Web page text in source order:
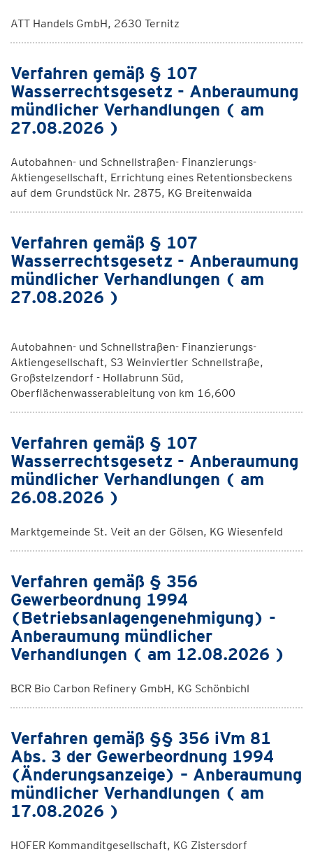
ATT Handels GmbH, 2630 Ternitz
Verfahren gemäß § 107
Wasserrechtsgesetz - Anberaumung
mündlicher Verhandlungen ( am
27.08.2026 )
Autobahnen- und Schnellstraßen- Finanzierungs-
Aktiengesellschaft, Errichtung eines Retentionsbeckens
auf dem Grundstück Nr. 2875, KG Breitenwaida
Verfahren gemäß § 107
Wasserrechtsgesetz - Anberaumung
mündlicher Verhandlungen ( am
27.08.2026 )
Autobahnen- und Schnellstraßen- Finanzierungs-
Aktiengesellschaft, S3 Weinviertler Schnellstraße,
Großstelzendorf - Hollabrunn Süd,
Oberflächenwasserableitung von km 16,600
Verfahren gemäß § 107
Wasserrechtsgesetz - Anberaumung
mündlicher Verhandlungen ( am
26.08.2026 )
Marktgemeinde St. Veit an der Gölsen, KG Wiesenfeld
Verfahren gemäß § 356
Gewerbeordnung 1994
(Betriebsanlagengenehmigung) -
Anberaumung mündlicher
Verhandlungen ( am 12.08.2026 )
BCR Bio Carbon Refinery GmbH, KG Schönbichl
Verfahren gemäß §§ 356 iVm 81
Abs. 3 der Gewerbeordnung 1994
(Änderungsanzeige) – Anberaumung
mündlicher Verhandlungen ( am
17.08.2026 )
HOFER Kommanditgesellschaft, KG Zistersdorf